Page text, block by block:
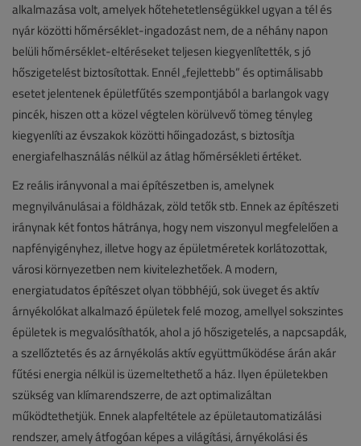
alkalmazása volt, amelyek hőtehetetlenségükkel ugyan a tél és
nyár közötti hőmérséklet-ingadozást nem, de a néhány napon
belüli hőmérséklet-eltéréseket teljesen kiegyenlítették, s jó
hőszigetelést biztosítottak. Ennél „fejlettebb” és optimálisabb
esetet jelentenek épületfűtés szempontjából a barlangok vagy
pincék, hiszen ott a közel végtelen körülvevő tömeg tényleg
kiegyenlíti az évszakok közötti hőingadozást, s biztosítja
energiafelhasználás nélkül az átlag hőmérsékleti értéket.
Ez reális irányvonal a mai építészetben is, amelynek
megnyilvánulásai a földházak, zöld tetők stb. Ennek az építészeti
iránynak két fontos hátránya, hogy nem viszonyul megfelelően a
napfényigényhez, illetve hogy az épületméretek korlátozottak,
városi környezetben nem kivitelezhetőek. A modern,
energiatudatos építészet olyan többhéjú, sok üveget és aktív
árnyékolókat alkalmazó épületek felé mozog, amellyel sokszintes
épületek is megvalósíthatók, ahol a jó hőszigetelés, a napcsapdák,
a szellőztetés és az árnyékolás aktív együttműködése árán akár
fűtési energia nélkül is üzemeltethető a ház. Ilyen épületekben
szükség van klímarendszerre, de azt optimalizáltan
működtethetjük. Ennek alapfeltétele az épületautomatizálási
rendszer, amely átfogóan képes a világítási, árnyékolási és